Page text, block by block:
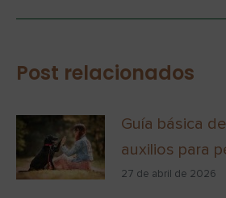
Post relacionados
Guía básica
auxilios para
27 de abril de 2026